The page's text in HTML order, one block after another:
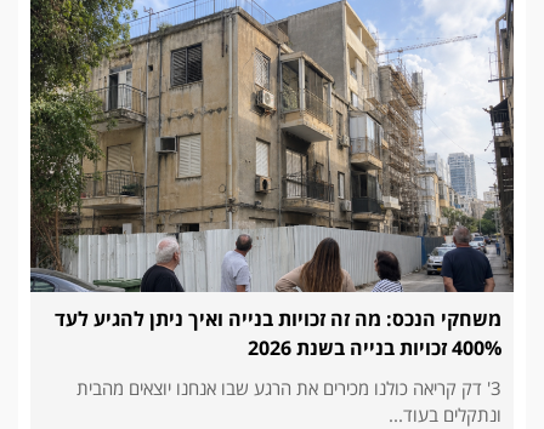
משחקי הנכס: מה זה זכויות בנייה ואיך ניתן להגיע לעד
400% זכויות בנייה בשנת 2026
3' דק קריאה כולנו מכירים את הרגע שבו אנחנו יוצאים מהבית
ונתקלים בעוד...